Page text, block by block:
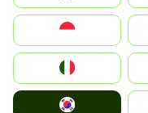
South Korea